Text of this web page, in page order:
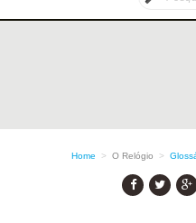
Home > O Relógio >